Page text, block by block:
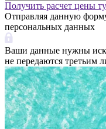
Получить расчет цены
Отправляя данную
персональных данных
Ваши данные нужны
не передаются третьим